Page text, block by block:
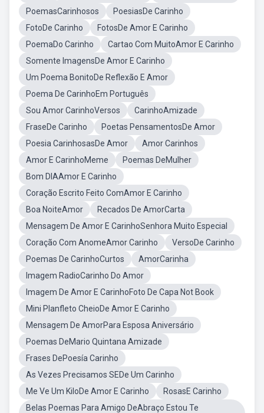
PoemasCarinhosos
PoesiasDe Carinho
FotoDe Carinho
FotosDe Amor E Carinho
PoemaDo Carinho
Cartao Com MuitoAmor E Carinho
Somente ImagensDe Amor E Carinho
Um Poema BonitoDe Reflexão E Amor
Poema De CarinhoEm Português
Sou Amor CarinhoVersos
CarinhoAmizade
FraseDe Carinho
Poetas PensamentosDe Amor
Poesia CarinhosasDe Amor
Amor Carinhos
Amor E CarinhoMeme
Poemas DeMulher
Bom DIAAmor E Carinho
Coração Escrito Feito ComAmor E Carinho
Boa NoiteAmor
Recados De AmorCarta
Mensagem De Amor E CarinhoSenhora Muito Especial
Coração Com AnomeAmor Carinho
VersoDe Carinho
Poemas De CarinhoCurtos
AmorCarinha
Imagem RadioCarinho Do Amor
Imagem De Amor E CarinhoFoto De Capa Not Book
Mini Planfleto CheioDe Amor E Carinho
Mensagem De AmorPara Esposa Aniversário
Poemas DeMario Quintana Amizade
Frases DePoesía Carinho
As Vezes Precisamos SEDe Um Carinho
Me Ve Um KiloDe Amor E Carinho
RosasE Carinho
Belas Poemas Para Amigo DeAbraço Estou Te